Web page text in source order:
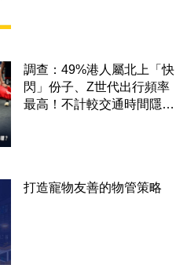
調查：49%港人屬北上「快
閃」份子、Z世代出行頻率
最高！不計較交通時間隱形
打造寵物友善的物管策略